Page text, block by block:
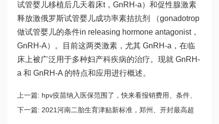
试管婴儿移植后几天着床t，GnRH-a）和促性腺激素
释放激俄罗斯试管婴儿成功率素拮抗剂 （gonadotrop
做试管婴儿的条件in releasing hormone antagonist，
GnRH-A）。目前这两类激素，尤其 GnRH-a，在临
床上被广泛用于多种妇产科疾病的治疗。现就 GnRH-
a 和 GnRH-A 的特点和应用进行概述。
上一篇: hpv疫苗纳入医保范围了，快来看报销费用、条件、
流程！
下一篇: 2021河南二胎生育津贴新标准，郑州、开封最高超